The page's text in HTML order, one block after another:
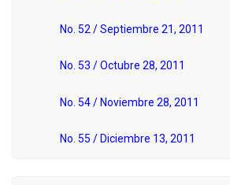
No. 52 / Septiembre 21, 2011
No. 53 / Octubre 28, 2011
No. 54 / Noviembre 28, 2011
No. 55 / Diciembre 13, 2011